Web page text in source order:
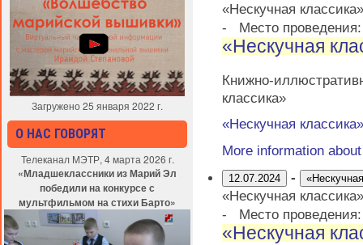
Загружено 25 января 2022 г.
О НАС ГОВОРЯТ
Телеканал МЭТР, 4 марта 2026 г.
«Младшеклассники из Марий Эл
победили на конкурсе с
мультфильмом на стихи Барто»
«Нескучная классика»
-
Место
«Нескучная
Книжно-
классика»
«Нескучная классика»
More information
12.07.2024 -
«Нескучная классика»
-
Место
«Нескучная